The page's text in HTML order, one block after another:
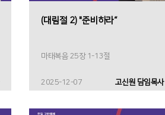
(대림절 2) "준비하라“
마태복음 25장 1-13절
2025-12-07 고신원 담임목사